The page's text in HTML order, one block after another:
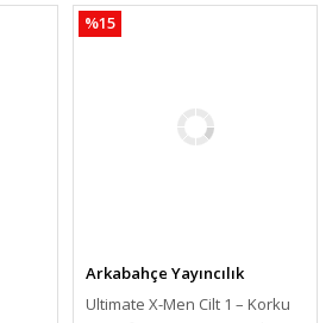
%15
Arkabahçe Yayıncılık
Ultimate X-Men Cilt 1 – Korku